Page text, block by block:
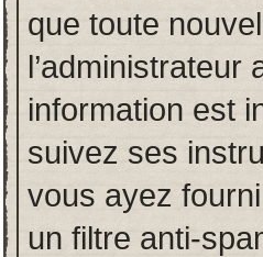
que toute
information est
suivez ses
vous ayez
un filtre anti-